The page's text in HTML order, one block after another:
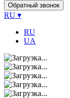
Обратный звонок
RU ▾
RU
UA